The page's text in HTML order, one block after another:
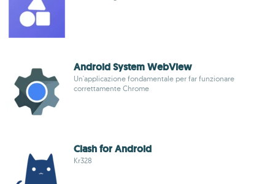
Android System WebView
Un'applicazione fondamentale per far funzionare
correttamente Chrome
Clash for Android
Kr328